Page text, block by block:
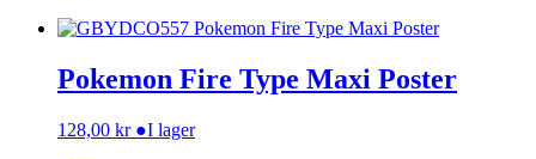
Pokemon Fire Type Maxi Poster
128,00 kr ●I lager